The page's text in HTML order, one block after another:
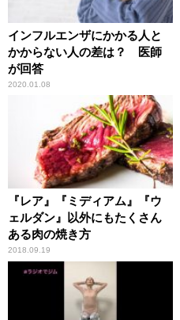
インフルエンザにかかる人と
かからない人の差は？ 医師
が回答
2020.01.08
『レア』『ミディアム』『ウ
ェルダン』以外にもたくさん
ある肉の焼き方
2018.09.19